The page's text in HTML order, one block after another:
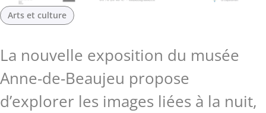
Arts et culture
La nouvelle exposition du musée
Anne-de-Beaujeu propose
d’explorer les images liées à la nuit,